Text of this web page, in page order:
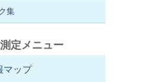
集
定メニュー
マップ